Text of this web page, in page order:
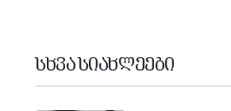
სხვა სიახლეები